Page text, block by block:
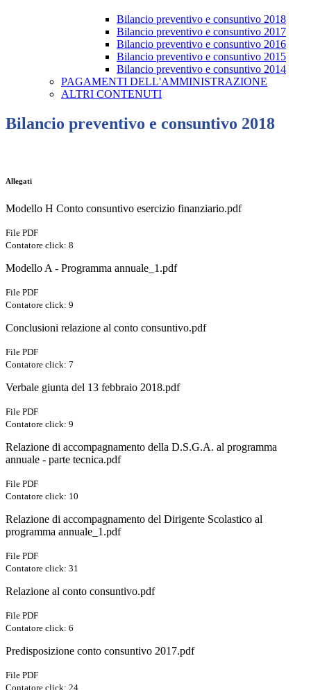
Bilancio preventivo e consuntivo 2018
Bilancio preventivo e consuntivo 2017
Bilancio preventivo e consuntivo 2016
Bilancio preventivo e consuntivo 2015
Bilancio preventivo e consuntivo 2014
PAGAMENTI DELL'AMMINISTRAZIONE
ALTRI CONTENUTI
Bilancio preventivo e consuntivo 2018
Allegati
Modello H Conto consuntivo esercizio finanziario.pdf
File PDF
Contatore click: 8
Modello A - Programma annuale_1.pdf
File PDF
Contatore click: 9
Conclusioni relazione al conto consuntivo.pdf
File PDF
Contatore click: 7
Verbale giunta del 13 febbraio 2018.pdf
File PDF
Contatore click: 9
Relazione di accompagnamento della D.S.G.A. al programma
annuale - parte tecnica.pdf
File PDF
Contatore click: 10
Relazione di accompagnamento del Dirigente Scolastico al
programma annuale_1.pdf
File PDF
Contatore click: 31
Relazione al conto consuntivo.pdf
File PDF
Contatore click: 6
Predisposizione conto consuntivo 2017.pdf
File PDF
Contatore click: 24